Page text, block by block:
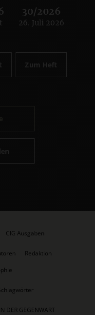
30/2026
:
26. Juli 2026
Zum Heft
CIG Ausgaben
Redaktion
DER GEGENWART